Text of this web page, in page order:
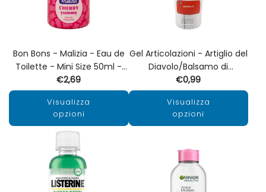
Bon Bons - Malizia - Eau de
Toilette - Mini Size 50ml -
Varie Profumazioni
€2,69
Visualizza
opzioni
Gel Articolazioni - Artiglio del
Diavolo/Balsamo di
Cavallo/Calendula - Setablu
- 100ml
€0,99
Visualizza
opzioni